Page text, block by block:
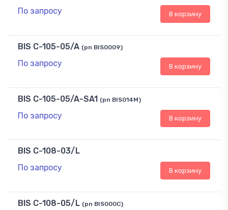
По запросу
В корзину
BIS C-105-05/A (pn BIS0009)
По запросу В корзину
BIS C-105-05/A-SA1 (pn BIS014M)
По запросу В корзину
BIS C-108-03/L
По запросу
В корзину
BIS C-108-05/L (pn BIS000C)